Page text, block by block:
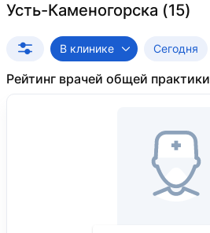
Усть-Каменогорска
В клинике Сегодня
Рейтинг врачей общей практики